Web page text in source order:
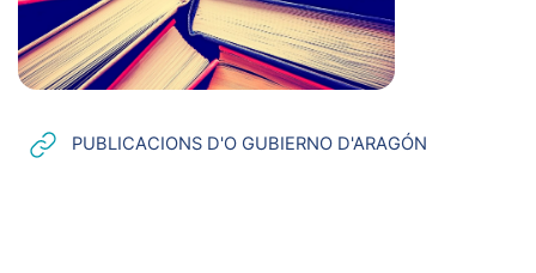
PUBLICACIONS D'O GUBIERNO D'ARAGÓN